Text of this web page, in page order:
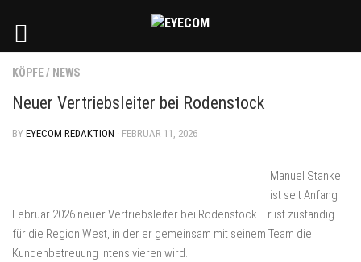
KÖPFE/ NEWS
Neuer Vertriebsleiter bei Rodenstock
BY EYECOM REDAKTION · FEBRUAR 11, 2026
Manuel Stanke
ist seit Anfang
Februar 2026 neuer Vertriebsleiter bei Rodenstock. Er ist zuständig
für die Region West, in der er gemeinsam mit seinem Team die
Kundenbetreuung intensivieren wird.